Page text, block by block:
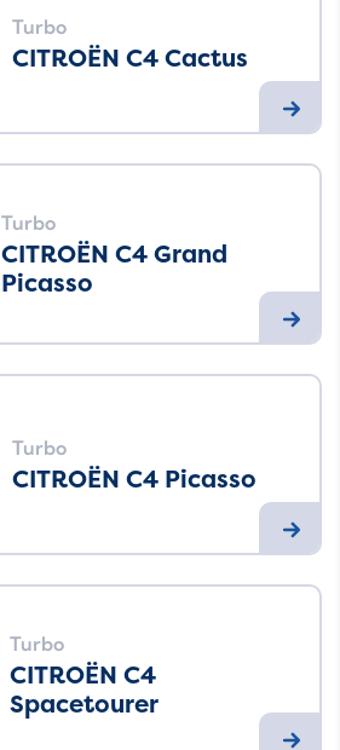
Turbo
CITROËN C4 Cactus
Turbo
CITROËN C4 Grand
Picasso
Turbo
CITROËN C4 Picasso
Turbo
CITROËN C4
Spacetourer